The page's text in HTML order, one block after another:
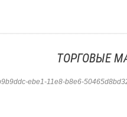
ТОРГОВЫЕ
ebe1-11e8-b8e6-